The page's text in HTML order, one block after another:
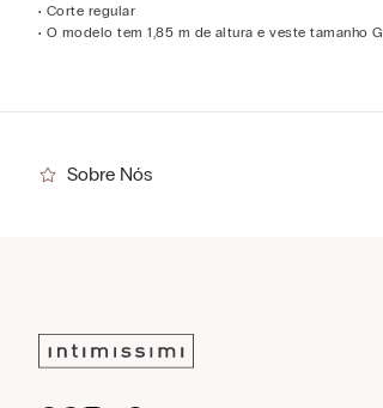
• Corte regular
• O modelo tem 1,85 m de altura e veste tamanho G
Sobre Nós